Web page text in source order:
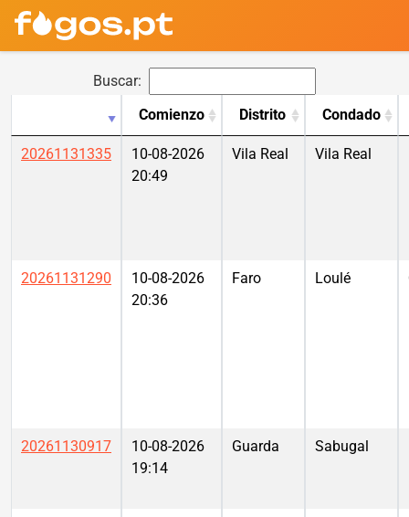
Buscar:
Comienzo
Distrito Condado
20261131335
10-08-2026
20:49
Vila Real Vila Real
20261131290
10-08-2026
20:36
Faro Loulé
20261130917
10-08-2026
19:14
Guarda Sabugal